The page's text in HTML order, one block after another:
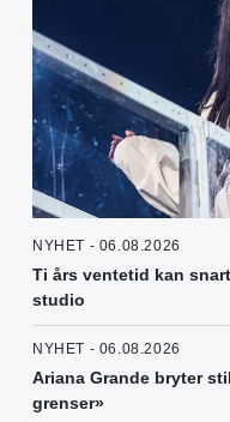
NYHET - 06.08.2026
Ti års ventetid kan
studio
NYHET - 06.08.2026
Ariana Grande bryter
grenser»